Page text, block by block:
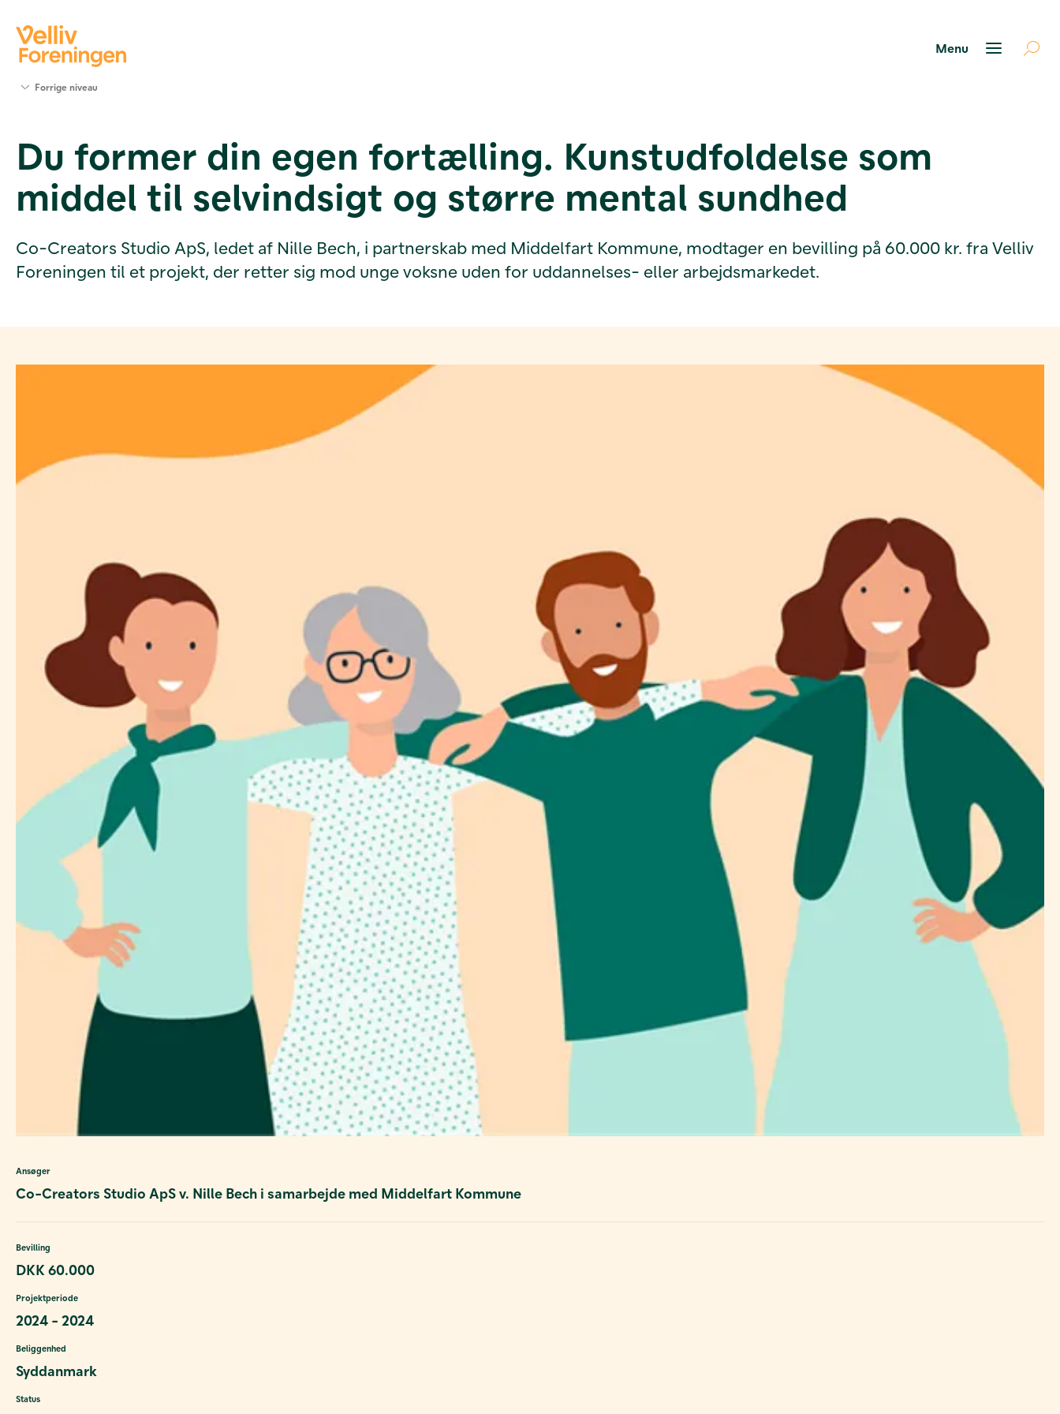
Værktøjer
og viden
Om Velliv
Foreningen
Forrige niveau
Du former din egen fortælling. Kunstudfoldelse som
middel til selvindsigt og større mental sundhed
Co-Creators Studio ApS, ledet af Nille Bech, i partnerskab med Middelfart Kommune, modtager en bevilling på 60.000 kr. fra Velliv
Foreningen til et projekt, der retter sig mod unge voksne uden for uddannelses- eller arbejdsmarkedet.
Ansøger
Co-Creators Studio ApS v. Nille Bech i samarbejde med Middelfart Kommune
Bevilling
DKK 60.000
Projektperiode
2024 - 2024
Beliggenhed
Syddanmark
Status